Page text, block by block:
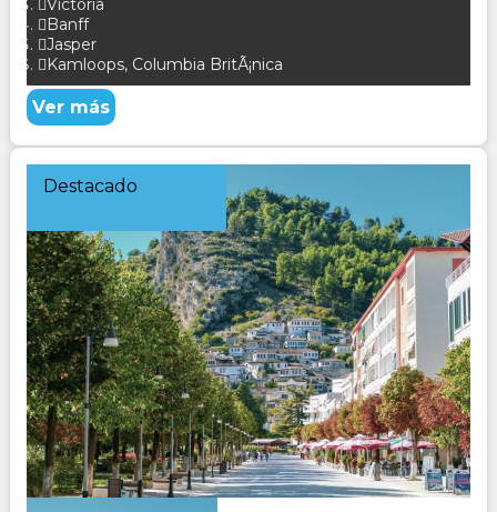
Victoria
Banff
Jasper
Kamloops, Columbia BritÃ¡nica
Ver más
Destacado